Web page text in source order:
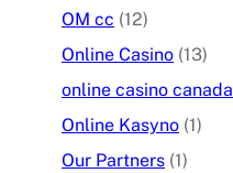
OM cc (12)
Online Casino (13)
online casino canada
Online Kasyno (1)
Our Partners (1)